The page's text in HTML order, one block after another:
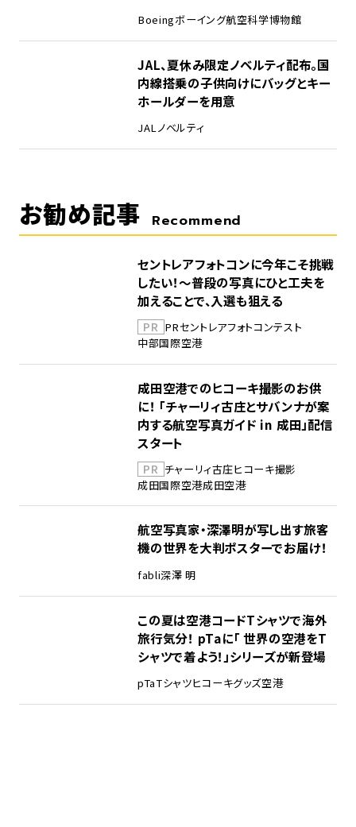
Boeingボーイング航空科学博物館
JAL、夏休み限定ノベルティ配布。国
内線搭乗の子供向けにバッグとキー
ホールダーを用意
JALノベルティ
お勧め記事 Recommend
セントレアフォトコンに今年こそ挑戦
したい！～普段の写真にひと工夫を
加えることで、入選も狙える
PR PRセントレアフォトコンテスト
中部国際空港
成田空港でのヒコーキ撮影のお供
に！ 「チャーリィ古庄とサバンナが案
内する航空写真ガイド in 成田」配信
スタート
PR チャーリィ古庄ヒコーキ撮影
成田国際空港成田空港
航空写真家・深澤明が写し出す旅客
機の世界を大判ポスターでお届け！
fabli深澤 明
この夏は空港コードTシャツで海外
旅行気分！ pTaに「 世界の空港をT
シャツで着よう！」シリーズが新登場
pTaTシャツヒコーキグッズ空港